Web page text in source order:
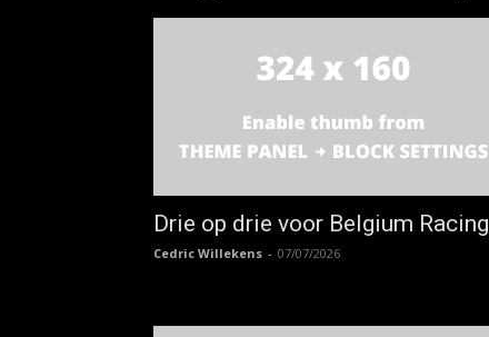
Drie op drie voor Belgium Racing
Cedric Willekens - 07/07/2026